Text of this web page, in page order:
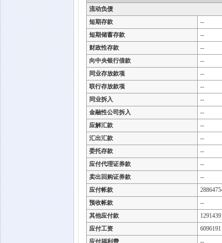
流动负债
短期存款
--
短期储蓄存款
--
财政性存款
--
向中央银行借款
--
同业存放款项
--
联行存放款项
--
同业拆入
--
金融性公司拆入
--
应解汇款
--
汇出汇款
--
委托存款
--
应付代理证券款
--
卖出回购证券款
--
应付帐款
预收帐款
--
其他应付款
应付工资
6096191
应付福利费
--